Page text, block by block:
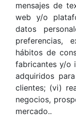
mensajes de
web y/o
datos
preferencias,
hábitos de
fabricantes y/o
adquiridos
clientes; (vi)
negocios,
mercado..